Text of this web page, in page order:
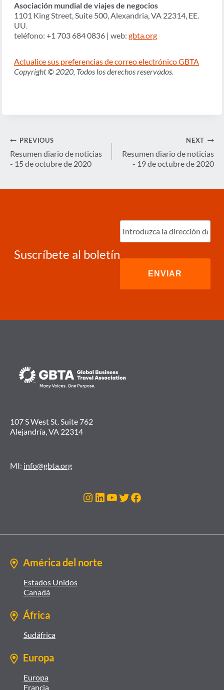
Asociación mundial de viajes de negocios
1101 King Street, Suite 500, Alexandria, VA 22314, EE.
UU.
teléfono: +1 703 684 0836 | web: gbta.org
Actualice sus preferencias de correo electrónico GBTA
Copyright © 2020, Todos los derechos reservados.
Navegación
de
entradas
PREVIOUS
Resumen diario de noticias
- 15 de octubre de 2020
NEXT
Resumen diario de noticias
- 19 de octubre de 2020
Suscríbete al boletín
Ingrese
correo
electrónico
107 S West St. Suite 762
Alejandría, VA 22314
MI: info@gbta.org
Instagram
LinkedIn
YouTube
Twitter
Facebook
América del norte
Estados Unidos
Canadá
África
Sudáfrica
Europa
Europa
Francia